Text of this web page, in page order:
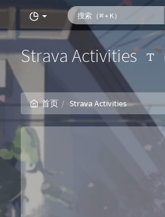
Strava Activities
首页 Strava Activities